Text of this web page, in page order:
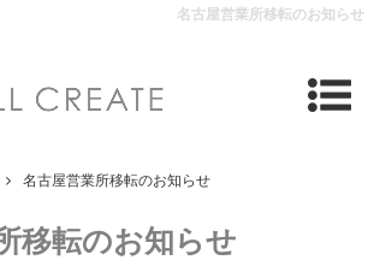
名古屋営業所移転のお知らせ
名古屋営業所移転のお知らせ
移転のお知らせ